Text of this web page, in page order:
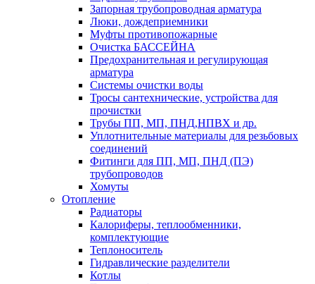
Запорная трубопроводная арматура
Люки, дождеприемники
Муфты противопожарные
Очистка БАССЕЙНА
Предохранительная и регулирующая
арматура
Системы очистки воды
Тросы сантехнические, устройства для
прочистки
Трубы ПП, МП, ПНД,НПВХ и др.
Уплотнительные материалы для резьбовых
соединений
Фитинги для ПП, МП, ПНД (ПЭ)
трубопроводов
Хомуты
Отопление
Радиаторы
Калориферы, теплообменники,
комплектующие
Теплоноситель
Гидравлические разделители
Котлы